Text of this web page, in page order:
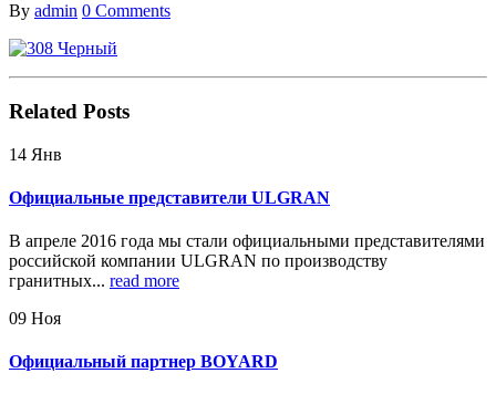
By admin 0 Comments
Related Posts
14 Янв
Официальные представители ULGRAN
В апреле 2016 года мы стали официальными представителями
российской компании ULGRAN по производству
гранитных... read more
09 Ноя
Официальный партнер BOYARD